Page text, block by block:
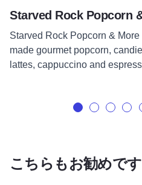
Starved Rock Popcorn
Starved Rock Popcorn & More
made gourmet popcorn,
lattes, cappuccino and
こちらもお勧めです